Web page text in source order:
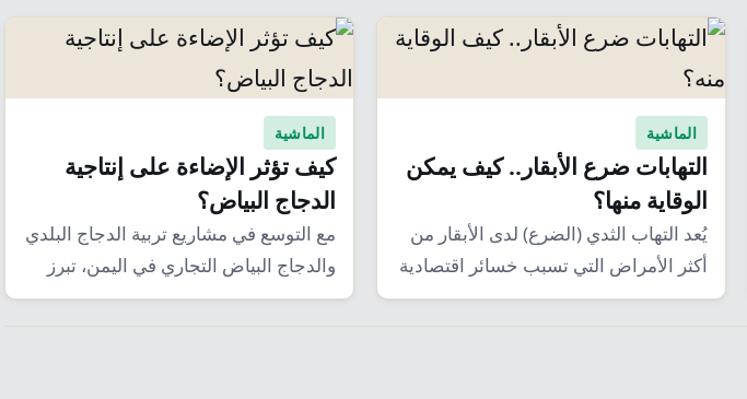
الماشية
التهابات ضرع الأبقار.. كيف يمكن
الوقاية منها؟
يُعد التهاب الثدي (الضرع) لدى الأبقار من
أكثر الأمراض التي تسبب خسائر اقتصادية
للمربين،…
الماشية
كيف تؤثر الإضاءة على إنتاجية
الدجاج البياض؟
مع التوسع في مشاريع تربية الدجاج البلدي
والدجاج البياض التجاري في اليمن، تبرز
الإضاءة…